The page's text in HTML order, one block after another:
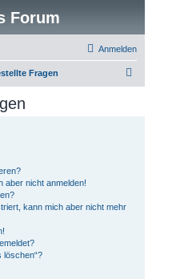
Forum
Anmelden
Fragen
aber nicht anmelden!
kann mich aber nicht mehr
löschen“?